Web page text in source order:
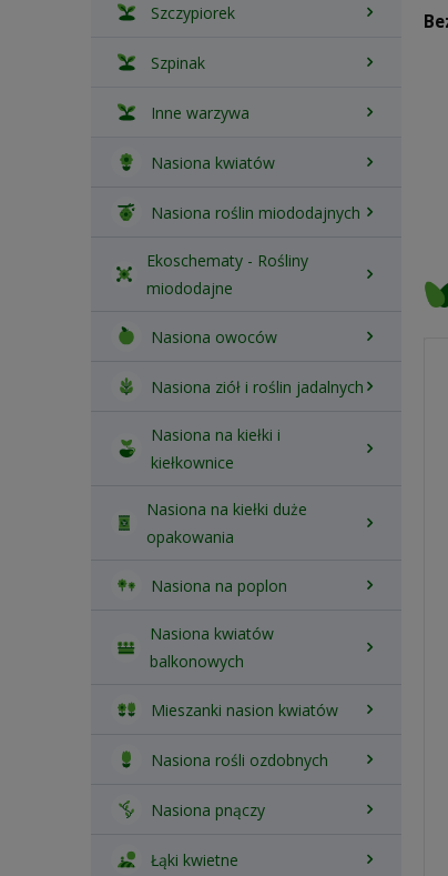
Szczypiorek
Szpinak
Inne warzywa
Nasiona kwiatów
Nasiona roślin miododajnych
Ekoschematy - Rośliny
miododajne
Nasiona owoców
Nasiona ziół i roślin jadalnych
Nasiona na kiełki i
kiełkownice
Nasiona na kiełki duże
opakowania
Nasiona na poplon
Nasiona kwiatów
balkonowych
Mieszanki nasion kwiatów
Nasiona rośli ozdobnych
Nasiona pnączy
Łąki kwietne
Planton S nawóz do surfinii,
petunii kaskadowych, werben
200g - Plantpol Zaborze
10,24 zł